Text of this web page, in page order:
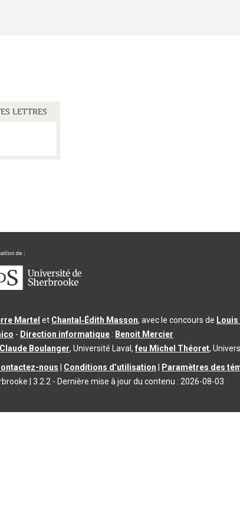
LETTRES
Martel et Chantal‑Édith Masson, avec le concours de
- Direction informatique : Benoit Mercier
Boulanger, Université Laval,feu Michel Théoret,
nous Conditions d’utilisation
Paramètres des
|3.2.2 - Dernière mise à jour du contenu : 2026-08-03